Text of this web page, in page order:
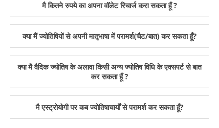
मै कितने रुपये का अपना वॉलेट रिचार्ज करा सकता हूँ ?
क्या मैं ज्योतिषियों से अपनी मातृभाषा में परामर्श(चैट/बात) कर सकता हूँ?
क्या मै वैदिक ज्योतिष के अलावा किसी अन्य ज्योतिष विधि के एक्सपर्ट से बात
कर सकता हूँ ?
मै एस्ट्रोयोगी पर कब ज्योतिषाचार्यों से परामर्श कर सकता हूँ?